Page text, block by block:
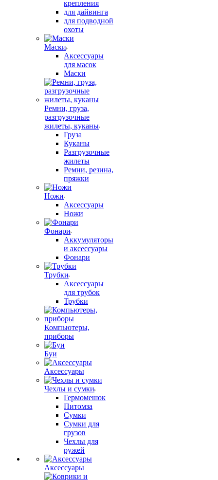
крепления
для дайвинга
для подводной
охоты
Маски
Аксессуары
для масок
Маски
Ремни, груза,
разгрузочные
жилеты, куканы
Груза
Куканы
Разгрузочные
жилеты
Ремни, резина,
пряжки
Ножи
Аксессуары
Ножи
Фонари
Аккумуляторы
и аксессуары
Фонари
Трубки
Аксессуары
для трубок
Трубки
Компьютеры,
приборы
Буи
Аксессуары
Чехлы и сумки
Гермомешок
Питомза
Сумки
Сумки для
грузов
Чехлы для
ружей
Аксессуары